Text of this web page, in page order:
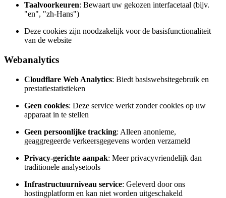
Taalvoorkeuren: Bewaart uw gekozen interfacetaal (bijv.
"en", "zh-Hans")
Deze cookies zijn noodzakelijk voor de basisfunctionaliteit
van de website
Webanalytics
Cloudflare Web Analytics: Biedt basiswebsitegebruik en
prestatiestatistieken
Geen cookies: Deze service werkt zonder cookies op uw
apparaat in te stellen
Geen persoonlijke tracking: Alleen anonieme,
geaggregeerde verkeersgegevens worden verzameld
Privacy-gerichte aanpak: Meer privacyvriendelijk dan
traditionele analysetools
Infrastructuurniveau service: Geleverd door ons
hostingplatform en kan niet worden uitgeschakeld